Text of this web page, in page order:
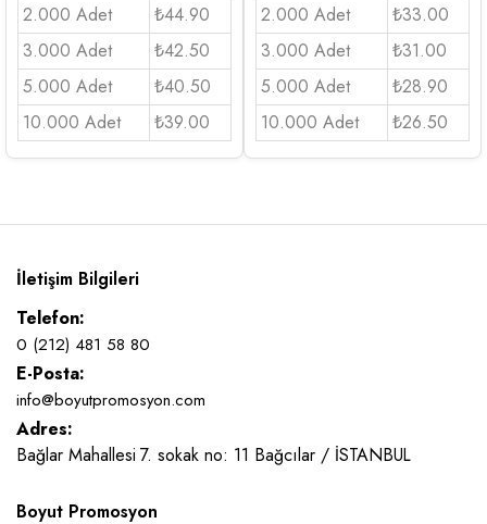
2.000 Adet
₺44.90
3.000 Adet
₺42.50
5.000 Adet
₺40.50
10.000 Adet
₺39.00
2.000 Adet
₺33.00
3.000 Adet
₺31.00
5.000 Adet
₺28.90
10.000 Adet
₺26.50
İletişim Bilgileri
Telefon:
0 (212) 481 58 80
E-Posta:
info@boyutpromosyon.com
Adres:
Bağlar Mahallesi 7. sokak no: 11 Bağcılar / İSTANBUL
Boyut Promosyon